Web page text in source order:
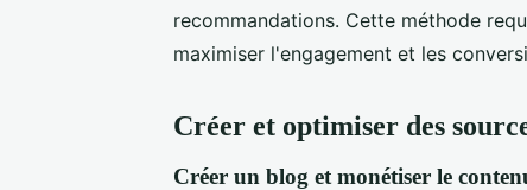
recommandations. Cette méthode
maximiser l'engagement et les
Créer et optimiser des
Créer un blog et monétiser le